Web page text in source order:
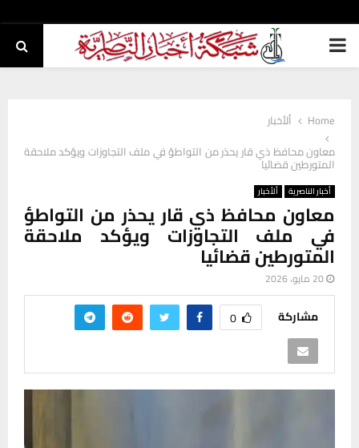
PRIMARY
Home
ألأخبار
معاون محافظ ذي قار يحذر من التواطؤ في ملف التجاوزات ويؤكد ملاحقة
المتورطين قضائيا
أخبار الناصرية ألأخبار
معاون محافظ ذي قار يحذر من التواطؤ
في ملف التجاوزات ويؤكد ملاحقة
المتورطين قضائيا
20 مايو، 2026
مشاركة 0